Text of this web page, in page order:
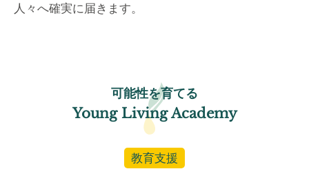
人々へ確実に届きます。
可能性を育てる
Young Living Academy
教育支援